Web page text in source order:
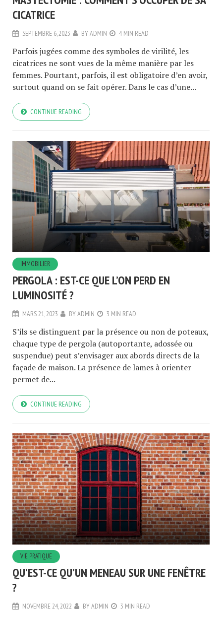
CICATRICE
SEPTEMBRE 6, 2023 BYADMIN 4 MIN READ
Parfois jugées comme des symboles de virilité, les
cicatrices ne sont vues de la même manière par les
femmes. Pourtant, parfois, il est obligatoire d’en avoir,
surtout quand on se fait opérer. Dans le cas d’une...
CONTINUE READING
IMMOBILIER
PERGOLA : EST-CE QUE L’ON PERD EN
LUMINOSITÉ ?
MARS 21, 2023 BYADMIN 3 MIN READ
S’ils se distinguent par la présence ou non de poteaux,
chaque type de pergola (autoportante, adossée ou
suspendue) peut s’envisager aux abords directs de la
façade de maison. La présence de lames à orienter
permet de...
CONTINUE READING
VIE PRATIQUE
QU’EST-CE QU’UN MENEAU SUR UNE FENÊTRE
?
NOVEMBRE 24, 2022 BYADMIN 3 MIN READ